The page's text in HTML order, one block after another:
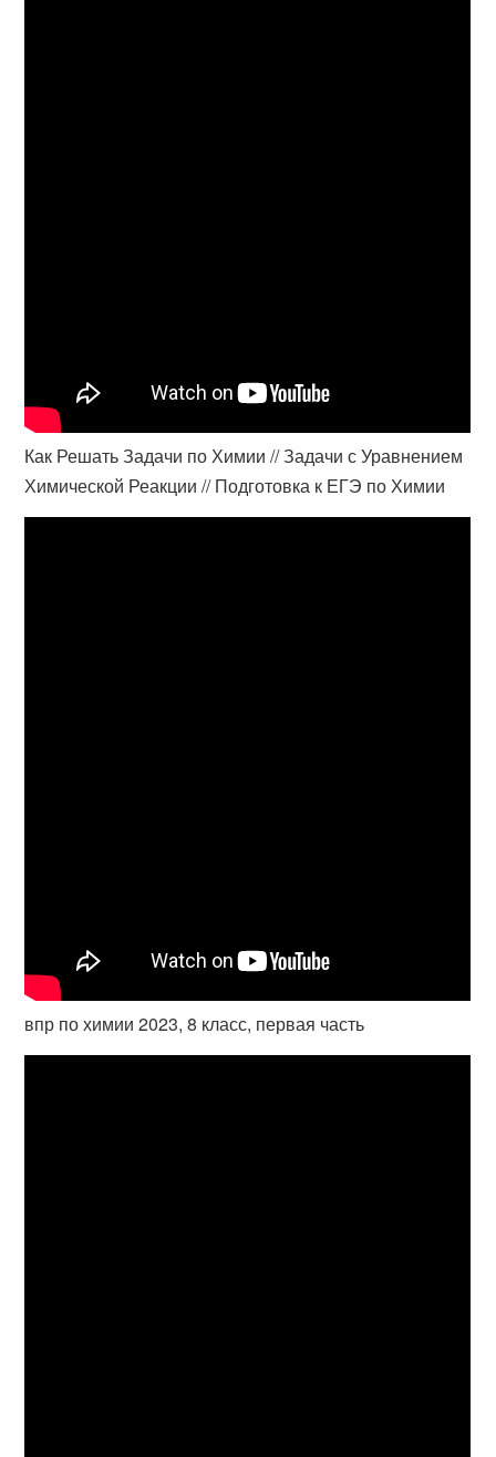
Как Решать Задачи по Химии // Задачи с Уравнением
Химической Реакции // Подготовка к ЕГЭ по Химии
впр по химии 2023, 8 класс, первая часть